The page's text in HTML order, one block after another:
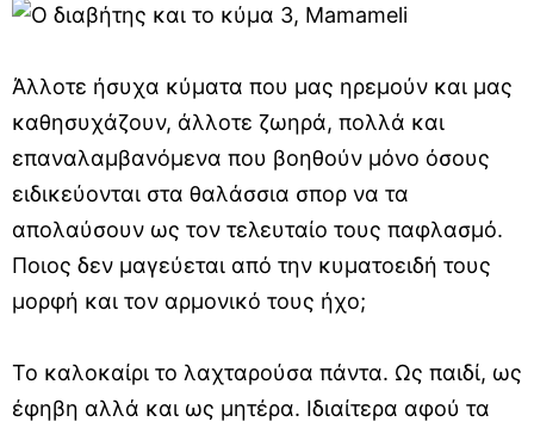
Άλλοτε ήσυχα κύματα που μας ηρεμούν και μας
καθησυχάζουν, άλλοτε ζωηρά, πολλά και
επαναλαμβανόμενα που βοηθούν μόνο όσους
ειδικεύονται στα θαλάσσια σπορ να τα
απολαύσουν ως τον τελευταίο τους παφλασμό.
Ποιος δεν μαγεύεται από την κυματοειδή τους
μορφή και τον αρμονικό τους ήχο;
Το καλοκαίρι το λαχταρούσα πάντα. Ως παιδί, ως
έφηβη αλλά και ως μητέρα. Ιδιαίτερα αφού τα